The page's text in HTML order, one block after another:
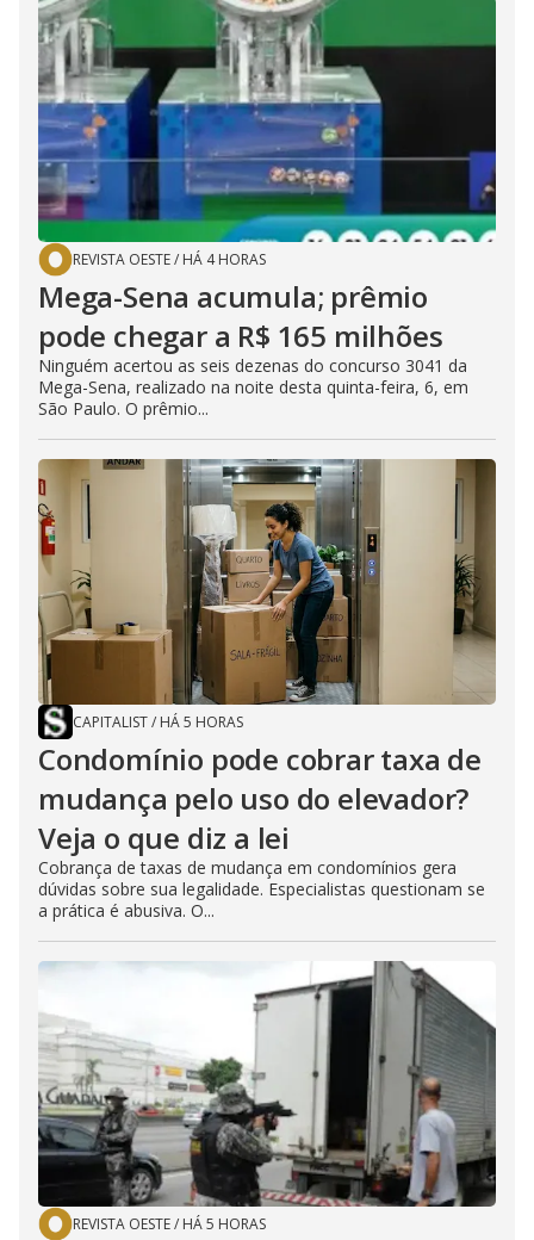
REVISTA OESTE/ HÁ 4 HORAS
Mega-Sena acumula; prêmio
pode chegar a R$ 165 milhões
Ninguém acertou as seis dezenas do concurso 3041 da
Mega-Sena, realizado na noite desta quinta-feira, 6, em
São Paulo. O prêmio...
CAPITALIST/ HÁ 5 HORAS
Condomínio pode cobrar taxa de
mudança pelo uso do elevador?
Veja o que diz a lei
Cobrança de taxas de mudança em condomínios gera
dúvidas sobre sua legalidade. Especialistas questionam se
a prática é abusiva. O...
REVISTA OESTE/ HÁ 5 HORAS